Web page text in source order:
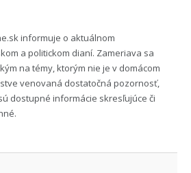
informuje o aktuálnom
a politickom dianí. Zameriava sa
na témy, ktorým nie je v domácom
venovaná dostatočná pozornosť,
dostupné informácie skresľujúce či